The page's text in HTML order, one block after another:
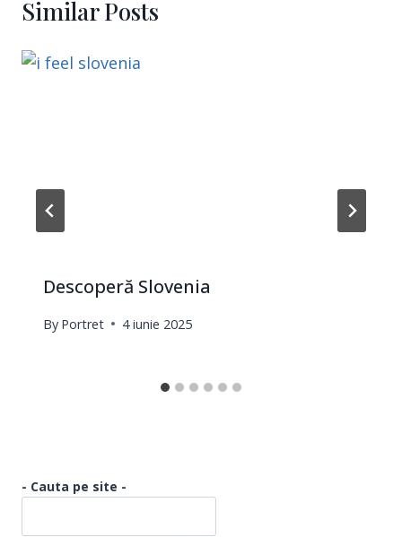
Similar Posts
Descoperă Slovenia
By Portret 4 iunie 2025
- Cauta pe site -